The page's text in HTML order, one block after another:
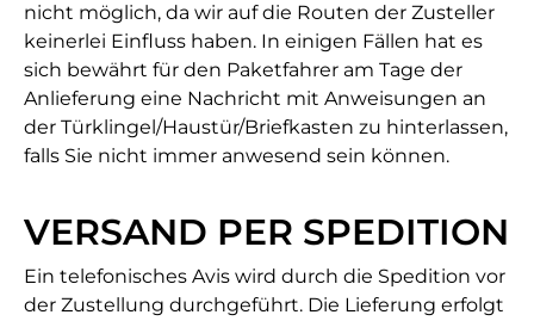
nicht möglich, da wir auf die Routen der Zusteller
keinerlei Einfluss haben. In einigen Fällen hat es
sich bewährt für den Paketfahrer am Tage der
Anlieferung eine Nachricht mit Anweisungen an
der Türklingel/Haustür/Briefkasten zu hinterlassen,
falls Sie nicht immer anwesend sein können.
VERSAND PER SPEDITION
Ein telefonisches Avis wird durch die Spedition vor
der Zustellung durchgeführt. Die Lieferung erfolgt